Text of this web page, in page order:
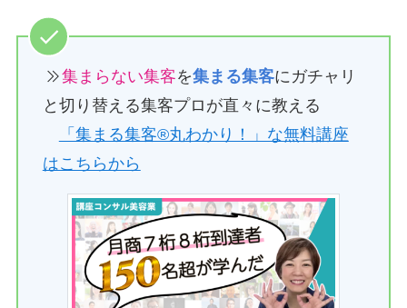
集まらない集客を集まる集客にガチャリ
と切り替える集客プロが直々に教える
「集まる集客®︎丸わかり！」な無料講座
はこちらから